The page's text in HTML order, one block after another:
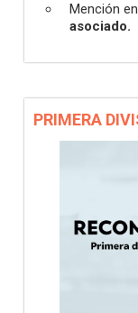
Mención
asociado.
PRIMERA